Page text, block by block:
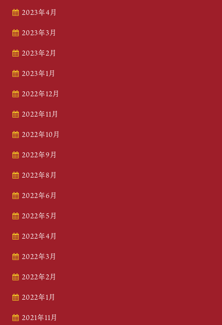
2023年4月
2023年3月
2023年2月
2023年1月
2022年12月
2022年11月
2022年10月
2022年9月
2022年8月
2022年6月
2022年5月
2022年4月
2022年3月
2022年2月
2022年1月
2021年11月